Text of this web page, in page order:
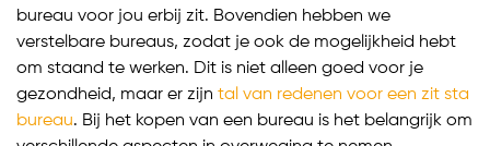
bureau voor jou erbij zit. Bovendien hebben we
verstelbare bureaus, zodat je ook de mogelijkheid hebt
om staand te werken. Dit is niet alleen goed voor je
gezondheid, maar er zijn tal van redenen voor een zit sta
bureau. Bij het kopen van een bureau is het belangrijk om